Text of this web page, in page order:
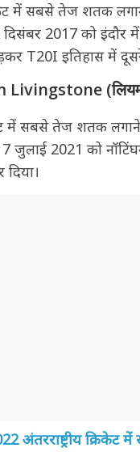
में सबसे तेज शतक
दिसंबर 2017 को इंदौर
T20I इतिहास में
Livingstone (लियम
में सबसे तेज शतक
जुलाई 2021 को
अंतरराष्ट्रीय